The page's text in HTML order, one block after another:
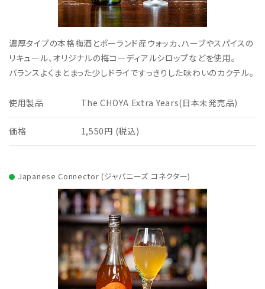
濃厚タイプの本格梅酒とポーランド産ウォッカ、ハーブやスパイスの
リキュール、オリジナルの梅コーディアルシロップなどを使用。
バランスよくまとまった少しドライですっきりした味わいのカクテル。
使用製品 The CHOYA Extra Years(日本未発売品)
価格 1,550円 (税込)
Japanese Connector (ジャパニーズ コネクター)